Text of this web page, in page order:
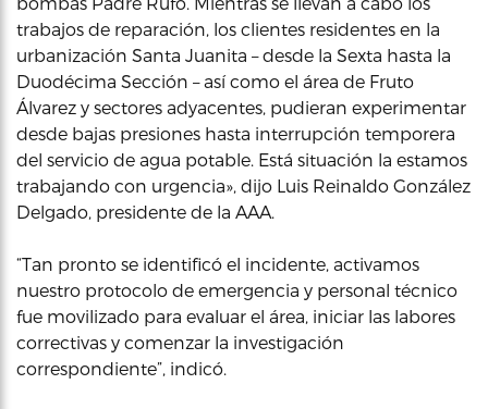
trabajos de reparación, los clientes residentes en la
urbanización Santa Juanita – desde la Sexta hasta la
Duodécima Sección – así como el área de Fruto
Álvarez y sectores adyacentes, pudieran experimentar
desde bajas presiones hasta interrupción temporera
del servicio de agua potable. Está situación la estamos
trabajando con urgencia», dijo Luis Reinaldo González
Delgado, presidente de la AAA.
“Tan pronto se identificó el incidente, activamos
nuestro protocolo de emergencia y personal técnico
fue movilizado para evaluar el área, iniciar las labores
correctivas y comenzar la investigación
correspondiente”, indicó.